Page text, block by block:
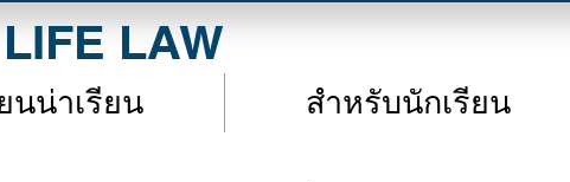
LAW
นน่าเรียน สำหรับนักเรียน